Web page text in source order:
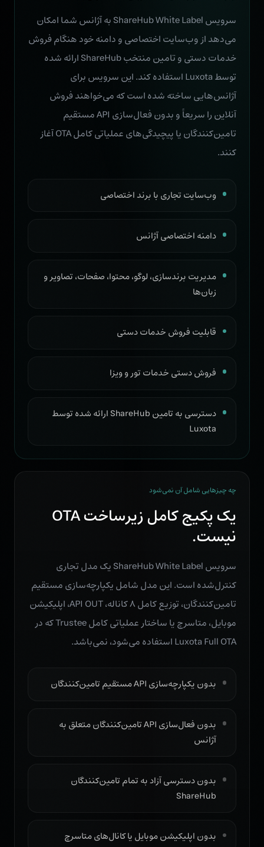
سرویس ShareHub White Label به آژانس شما امکان
می‌دهد از وب‌سایت اختصاصی و دامنه خود هنگام فروش
خدمات دستی و تامین منتخب ShareHub ارائه شده
توسط Luxota استفاده کند. این سرویس برای
آژانس‌هایی ساخته شده است که می‌خواهند فروش
آنلاین را سریعاً و بدون فعال‌سازی API مستقیم
تامین‌کنندگان یا پیچیدگی‌های عملیاتی کامل OTA آغاز
کنند.
وب‌سایت تجاری با برند اختصاصی
دامنه اختصاصی آژانس
مدیریت برندسازی، لوگو، محتوا، صفحات، تصاویر و
زبان‌ها
قابلیت فروش خدمات دستی
فروش دستی خدمات تور و ویزا
دسترسی به تامین ShareHub ارائه شده توسط
Luxota
چه چیزهایی شامل آن نمی‌شود
یک پکیج کامل زیرساخت OTA
نیست.
سرویس ShareHub White Label یک مدل تجاری
کنترل‌شده است. این مدل شامل یکپارچه‌سازی مستقیم
تامین‌کنندگان، توزیع کامل ۸ کاناله، API OUT، اپلیکیشن
موبایل، متاسرچ یا ساختار عملیاتی کامل Trustee که در
Luxota Full OTA استفاده می‌شود، نمی‌باشد.
بدون یکپارچه‌سازی API مستقیم تامین‌کنندگان
بدون فعال‌سازی API تامین‌کنندگان متعلق به
آژانس
بدون دسترسی آزاد به تمام تامین‌کنندگان
ShareHub
بدون اپلیکیشن موبایل یا کانال‌های متاسرچ